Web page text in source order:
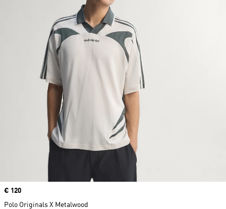
Prix
€ 120
Polo Originals X Metalwood